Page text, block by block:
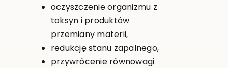
oczyszczenie organizmu z
toksyn i produktów
przemiany materii,
redukcję stanu zapalnego,
przywrócenie równowagi